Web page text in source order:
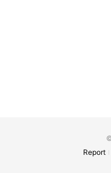
Report